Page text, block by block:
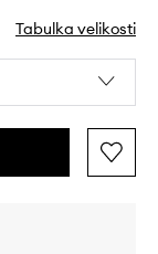
Tabulka velikosti